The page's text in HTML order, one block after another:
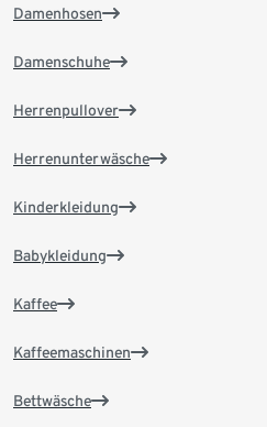
Damenhosen
Damenschuhe
Herrenpullover
Herrenunterwäsche
Kinderkleidung
Babykleidung
Kaffee
Kaffeemaschinen
Bettwäsche